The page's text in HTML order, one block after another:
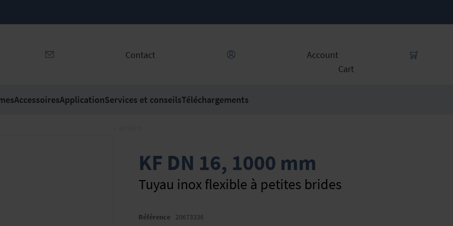
Contact
Account
Cart
AccessoiresApplicationServices et conseilsTéléchargements
KF DN 16, 1000 mm
Tuyau inox flexible à petites brides
Référence 20673336